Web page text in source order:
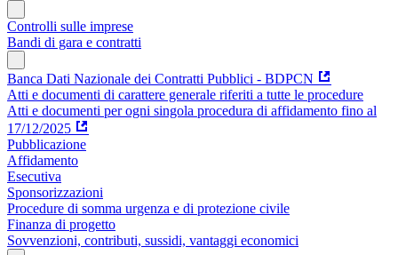
Controlli sulle imprese
Bandi di gara e contratti
Banca Dati Nazionale dei Contratti Pubblici - BDPCN
Atti e documenti di carattere generale riferiti a tutte le procedure
Atti e documenti per ogni singola procedura di affidamento fino al
17/12/2025
Pubblicazione
Affidamento
Esecutiva
Sponsorizzazioni
Procedure di somma urgenza e di protezione civile
Finanza di progetto
Sovvenzioni, contributi, sussidi, vantaggi economici